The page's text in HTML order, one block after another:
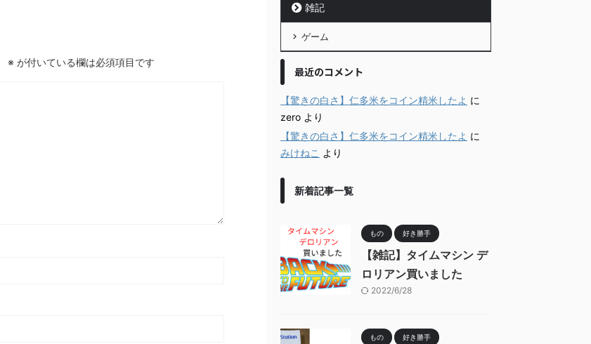
※ が付いている欄は必須項目です
雑記
ゲーム
最近のコメント
【驚きの白さ】仁多米をコイン精米したよ に
zero より
【驚きの白さ】仁多米をコイン精米したよ に
みけねこ より
新着記事一覧
もの 好き勝手
【雑記】タイムマシン デ
ロリアン買いました
2022/6/28
もの 好き勝手